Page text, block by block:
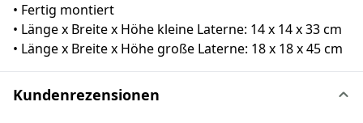
• Fertig montiert
• Länge x Breite x Höhe kleine Laterne: 14 x 14 x 33 cm
• Länge x Breite x Höhe große Laterne: 18 x 18 x 45 cm
Kundenrezensionen